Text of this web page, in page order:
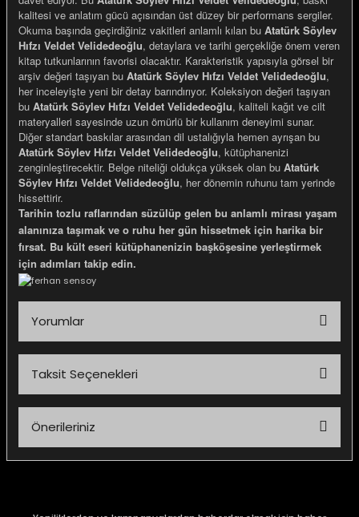
kalitesi ve anlatım gücü açısından üst düzey bir performans sergiler.
Okuma başında geçirdiğiniz vakitleri anlamlı kılan bu Atatürk Söylev
Hıfzı Veldet Velidedeoğlu, detaylara ve tarihi gerçekliğe önem veren
kitap tutkunlarının favorisi olacaktır. Karakteristik yapısıyla görsel bir
arşiv değeri taşıyan bu Atatürk Söylev Hıfzı Veldet Velidedeoğlu,
her inceleyişte yeni bir detay barındırıyor. Koleksiyon değeri taşıyan
bu Atatürk Söylev Hıfzı Veldet Velidedeoğlu, kaliteli kağıt ve cilt
materyalleri sayesinde uzun ömürlü bir kullanım deneyimi sunar.
Diğer standart baskılar arasından dil ustalığıyla hemen ayrışan bu
Atatürk Söylev Hıfzı Veldet Velidedeoğlu, kütüphanenizi
zenginleştirecektir. Belge niteliği oldukça yüksek olan bu Atatürk
Söylev Hıfzı Veldet Velidedeoğlu, her dönemin ruhunu tam yerinde
hissettirir.
Tarihin tozlu raflarından süzülüp gelen bu anlamlı mirası yaşam
alanınıza taşımak ve o ruhu her gün hissetmek için harika bir
fırsat. Bu kült eseri kütüphanenizin başköşesine yerleştirmek
için adımları takip edin.
Yorumlar
Taksit Seçenekleri
Önerileriniz
Bu ürünün fiyat bilgisi, resim, ürün açıklamalarında ve diğer
Görüş ve önerileriniz için teşekkür ederiz.